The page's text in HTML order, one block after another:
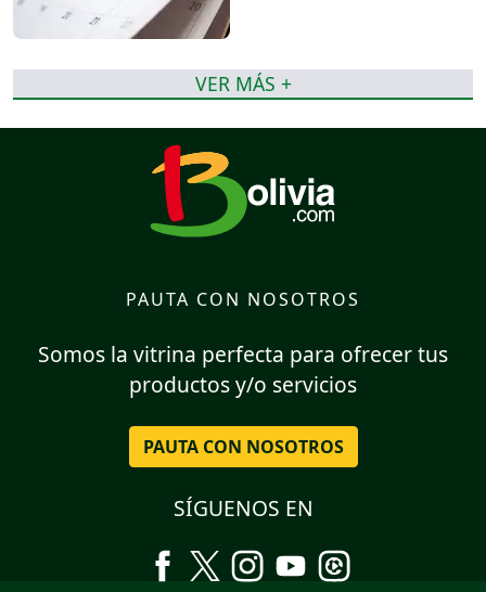
VER MÁS +
PAUTA CON NOSOTROS
Somos la vitrina perfecta para ofrecer tus
productos y/o servicios
PAUTA CON NOSOTROS
SÍGUENOS EN